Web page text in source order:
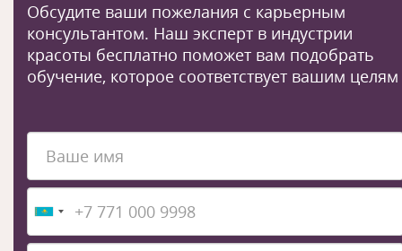
Обсудите ваши пожелания с карьерным
консультантом. Наш эксперт в индустрии
красоты бесплатно поможет вам подобрать
обучение, которое соответствует вашим целям